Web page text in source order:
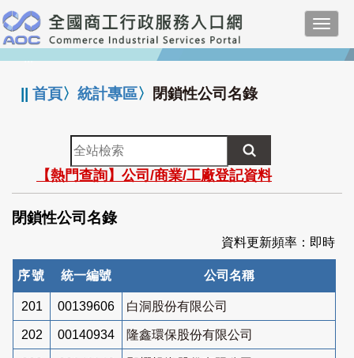
跳
到
主
要
:::
||首頁〉統計專區〉 閉鎖性公司名錄
全
站
檢
索
【熱門查詢】公司/商業/工廠登記資料
閉鎖性公司名錄
資料更新頻率：即時
序號 統一編號 公司名稱
201 00139606 白洞股份有限公司
202 00140934 隆鑫環保股份有限公司